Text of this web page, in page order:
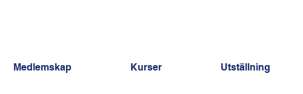
Medlemskap Kurser Utställning